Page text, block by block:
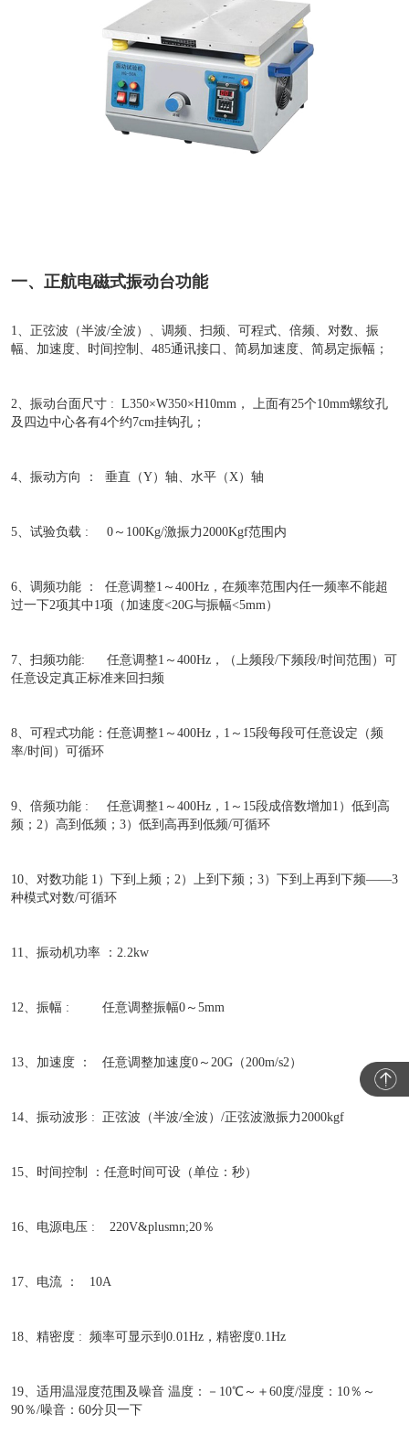
一、正航电磁式振动台功能
1、正弦波（半波/全波）、调频、扫频、可程式、倍频、对数、振
幅、加速度、时间控制、485通讯接口、简易加速度、简易定振幅；
2、振动台面尺寸 : L350×W350×H10mm， 上面有25个10mm螺纹孔
及四边中心各有4个约7cm挂钩孔；
4、振动方向 ： 垂直（Y）轴、水平（X）轴
5、试验负载 : 0～100Kg/激振力2000Kgf范围内
6、调频功能 ： 任意调整1～400Hz，在频率范围内任一频率不能超
过一下2项其中1项（加速度<20G与振幅<5mm）
7、扫频功能: 任意调整1～400Hz，（上频段/下频段/时间范围）可
任意设定真正标准来回扫频
8、可程式功能：任意调整1～400Hz，1～15段每段可任意设定（频
率/时间）可循环
9、倍频功能 : 任意调整1～400Hz，1～15段成倍数增加1）低到高
频；2）高到低频；3）低到高再到低频/可循环
10、对数功能 1）下到上频；2）上到下频；3）下到上再到下频――3
种模式对数/可循环
11、振动机功率 ：2.2kw
12、振幅 : 任意调整振幅0～5mm
13、加速度 ： 任意调整加速度0～20G（200m/s2）
14、振动波形 : 正弦波（半波/全波）/正弦波激振力2000kgf
15、时间控制 ：任意时间可设（单位：秒）
16、电源电压 : 220V&plusmn;20％
17、电流 ： 10A
18、精密度 : 频率可显示到0.01Hz，精密度0.1Hz
19、适用温湿度范围及噪音 温度：－10℃～＋60度/湿度：10％～
90％/噪音：60分贝一下